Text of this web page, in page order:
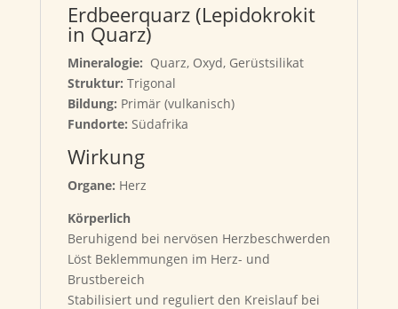
Erdbeerquarz (Lepidokrokit
in Quarz)
Mineralogie: Quarz, Oxyd, Gerüstsilikat
Struktur: Trigonal
Bildung: Primär (vulkanisch)
Fundorte: Südafrika
Wirkung
Organe: Herz
Körperlich
Beruhigend bei nervösen Herzbeschwerden
Löst Beklemmungen im Herz- und
Brustbereich
Stabilisiert und reguliert den Kreislauf bei